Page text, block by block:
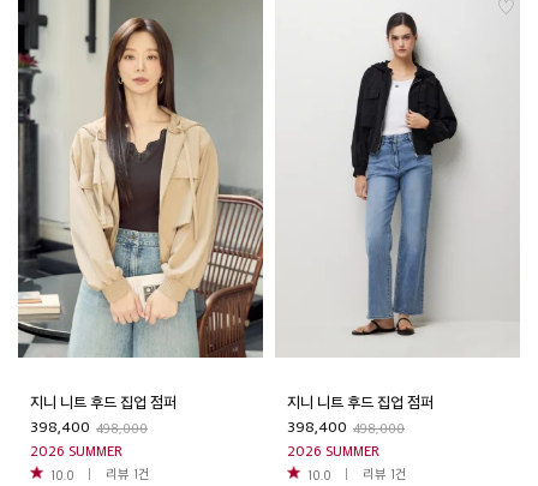
지니 니트 후드 집업 점퍼
398,400 498,000
2026 SUMMER
10.0 리뷰 1건
지니 니트 후드 집업 점퍼
398,400 498,000
2026 SUMMER
10.0 리뷰 1건